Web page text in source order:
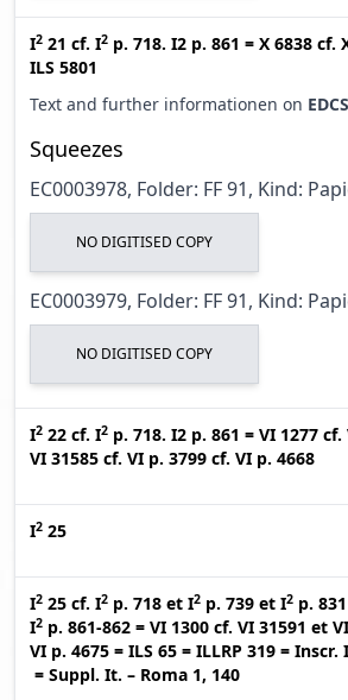
I2 21 cf. I2 p. 718. I2 p. 861 = X 6838 cf.
ILS 5801
Text and further informationen on EDCS
Squeezes
EC0003978, Folder: FF 91, Kind:
NO DIGITISED COPY
EC0003979, Folder: FF 91, Kind:
NO DIGITISED COPY
I2 22 cf. I2 p. 718. I2 p. 861 = VI 1277 cf.
VI 31585 cf. VI p. 3799 cf. VI p. 4668
I2 25
I2 25 cf. I2 p. 718 et I2 p. 739 et I2 p. 831
I2 p. 861-862 = VI 1300 cf. VI 31591 et
VI p. 4675 = ILS 65 = ILLRP 319 = Inscr.
= Suppl. It. – Roma 1, 140